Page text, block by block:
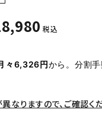
税込
々6,326円から。分割
なりますので、ご確認く